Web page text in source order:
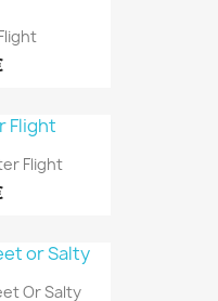
Flight
Or Salty